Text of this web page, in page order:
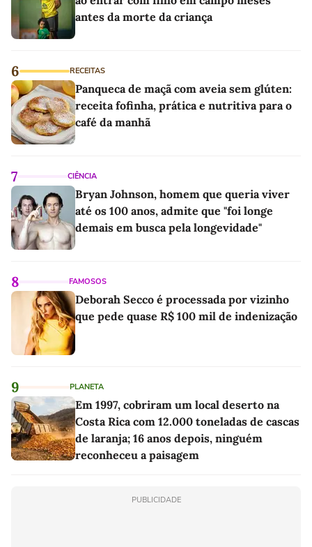
antes da morte da criança
6 RECEITAS
Panqueca de maçã com aveia sem glúten:
receita fofinha, prática e nutritiva para o
café da manhã
7 CIÊNCIA
Bryan Johnson, homem que queria viver
até os 100 anos, admite que "foi longe
demais em busca pela longevidade"
8 FAMOSOS
Deborah Secco é processada por vizinho
que pede quase R$ 100 mil de indenização
9 PLANETA
Em 1997, cobriram um local deserto na
Costa Rica com 12.000 toneladas de cascas
de laranja; 16 anos depois, ninguém
reconheceu a paisagem
PUBLICIDADE